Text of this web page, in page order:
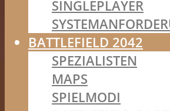
SINGLEPLAYER
BATTLEFIELD 2042
SPEZIALISTEN
MAPS
SPIELMODI